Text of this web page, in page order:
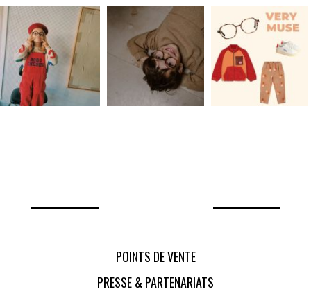
POINTS DE VENTE
PRESSE & PARTENARIATS